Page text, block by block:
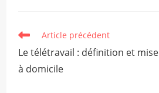
Read
articles
Article précédent
Le télétravail : définition et
à domicile